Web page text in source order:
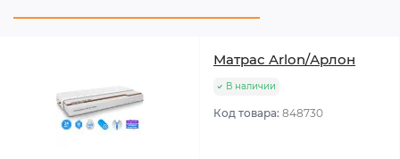
Матрас Arlon/Арлон
В наличии
Код товара: 848730